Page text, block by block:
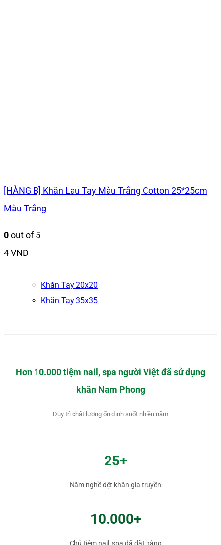
[HÀNG B] Khăn Lau Tay Màu Trắng Cotton 25*25cm
Màu Trắng
0out of 5
4VND
Khăn Tay 20x20
Khăn Tay 35x35
Hơn 10.000 tiệm nail, spa người Việt đã sử dụng
khăn Nam Phong
Duy trì chất lượng ổn định suốt nhiều năm
25+
Năm nghề dệt khăn gia truyền
10.000+
Chủ tiệm nail, spa đã đặt hàng